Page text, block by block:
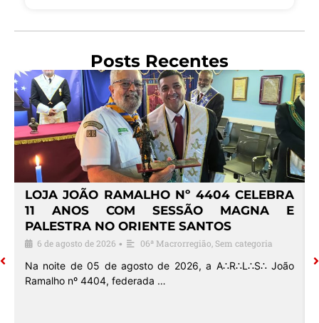
Posts Recentes
LOJA JOÃO RAMALHO Nº 4404 CELEBRA
11 ANOS COM SESSÃO MAGNA E
PALESTRA NO ORIENTE SANTOS
6 de agosto de 2026 • 06ª Macrorregião, Sem categoria
Na noite de 05 de agosto de 2026, a A∴R∴L∴S∴ João
Ramalho nº 4404, federada …